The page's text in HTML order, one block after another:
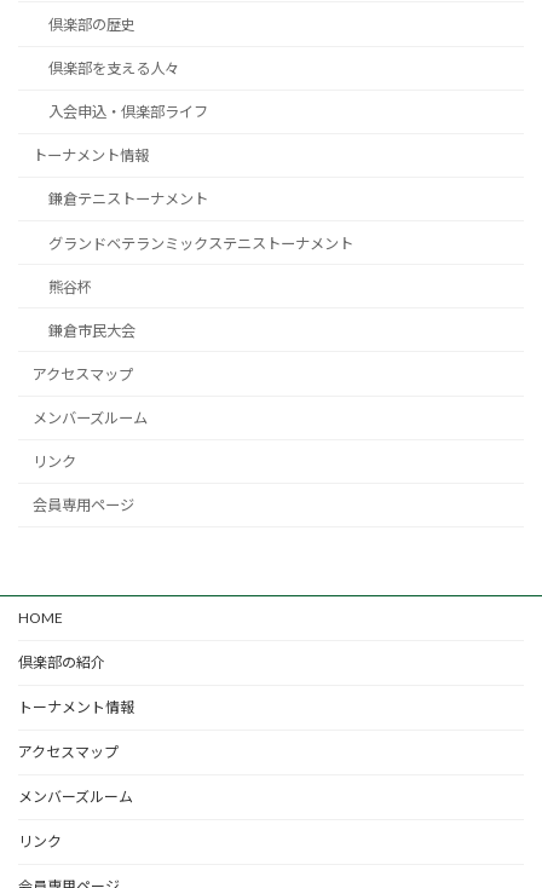
倶楽部の歴史
倶楽部を支える人々
入会申込・倶楽部ライフ
トーナメント情報
鎌倉テニストーナメント
グランドベテランミックステニストーナメント
熊谷杯
鎌倉市民大会
アクセスマップ
メンバーズルーム
リンク
会員専用ページ
HOME
倶楽部の紹介
トーナメント情報
アクセスマップ
メンバーズルーム
リンク